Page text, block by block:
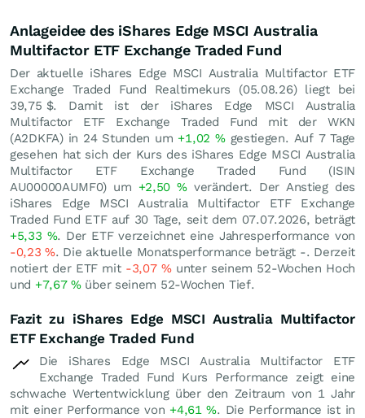
Anlageidee des iShares Edge MSCI Australia
Multifactor ETF Exchange Traded Fund
Der aktuelle iShares Edge MSCI Australia Multifactor ETF
Exchange Traded Fund Realtimekurs (05.08.26) liegt bei
39,75 $. Damit ist der iShares Edge MSCI Australia
Multifactor ETF Exchange Traded Fund mit der WKN
(A2DKFA) in 24 Stunden um +1,02 %gestiegen. Auf 7 Tage
gesehen hat sich der Kurs des iShares Edge MSCI Australia
Multifactor ETF Exchange Traded Fund (ISIN
AU00000AUMF0) um +2,50%verändert. Der Anstieg des
iShares Edge MSCI Australia Multifactor ETF Exchange
Traded Fund ETF auf 30 Tage, seit dem 07.07.2026, beträgt
+5,33 %. Der ETF verzeichnet eine Jahresperformance von
-0,23%. Die aktuelle Monatsperformance beträgt -. Derzeit
notiert der ETF mit -3,07 %unter seinem 52-Wochen Hoch
und +7,67%über seinem 52-Wochen Tief.
Fazit zu iShares Edge MSCI Australia Multifactor
ETF Exchange Traded Fund
Die iShares Edge MSCI Australia Multifactor ETF
Exchange Traded Fund Kurs Performance zeigt eine
schwache Wertentwicklung über den Zeitraum von 1 Jahr
mit einer Performance von +4,61%. Die Performance ist in